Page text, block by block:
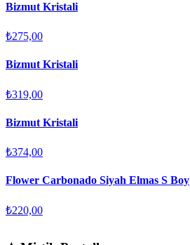
Bizmut Kristali
₺275,00
Bizmut Kristali
₺319,00
Bizmut Kristali
₺374,00
Flower Carbonado Siyah Elmas S Boy
₺220,00